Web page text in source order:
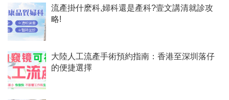
流產掛什麽科,婦科還是產科?壹文講清就診攻
略!
​大陸人工流產手術預約指南：香港至深圳落仔
的便捷選擇